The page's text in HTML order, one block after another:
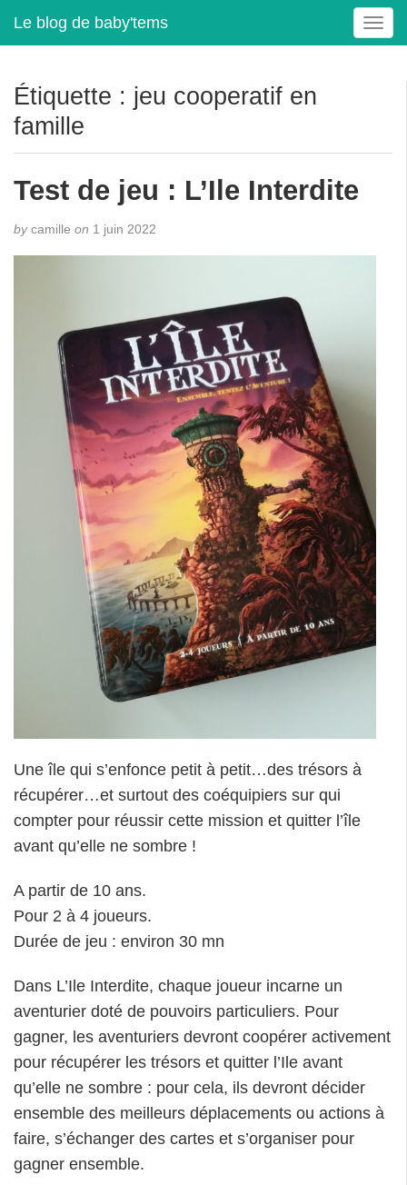
Le blog de baby'tems
T
o
Étiquette : jeu cooperatif en
famille
Test de jeu : L’Ile Interdite
bycamille on 1 juin 2022
Une île qui s’enfonce petit à petit…des trésors à
récupérer…et surtout des coéquipiers sur qui
compter pour réussir cette mission et quitter l’île
avant qu’elle ne sombre !
A partir de 10 ans.
Pour 2 à 4 joueurs.
Durée de jeu : environ 30 mn
Dans L’Ile Interdite, chaque joueur incarne un
aventurier doté de pouvoirs particuliers. Pour
gagner, les aventuriers devront coopérer activement
pour récupérer les trésors et quitter l’Ile avant
qu’elle ne sombre : pour cela, ils devront décider
ensemble des meilleurs déplacements ou actions à
faire, s’échanger des cartes et s’organiser pour
gagner ensemble.